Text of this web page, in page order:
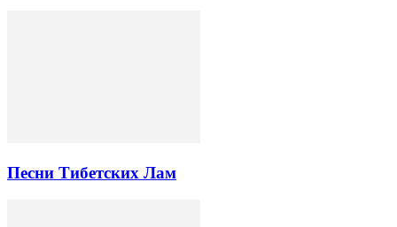
Песни Тибетских Лам